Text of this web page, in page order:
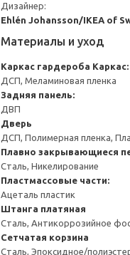
Дизайнер:
Ehlén Johansson/IKEA of
Материалы и уход
Каркас гардероба Каркас:
ДСП, Меламиновая пленка
Задняя панель:
ДВП
Дверь
ДСП, Полимерная пленка,
Плавно закрывающиеся
Сталь, Никелирование
Пластмассовые части:
Ацеталь пластик
Штанга платяная
Сталь, Антикоррозийное
Сетчатая корзина
Сталь, Эпоксидное/